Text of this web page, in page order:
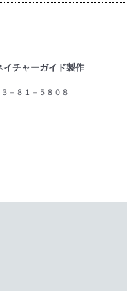
イチャーガイド製作
－８１－５８０８